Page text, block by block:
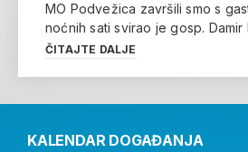
MO Podvežica završili smo s
noćnih sati svirao je gosp. Damir
ČITAJTE DALJE
KALENDAR DOGAĐANJA